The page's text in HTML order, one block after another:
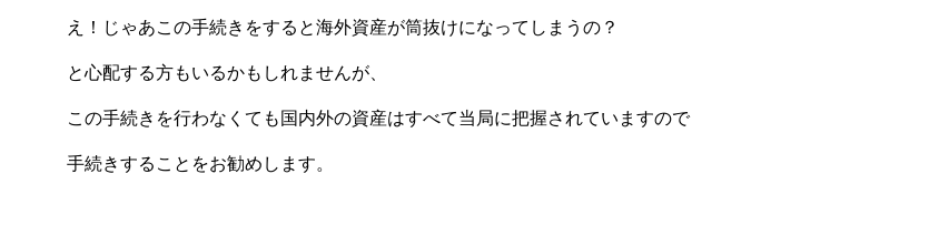
え！じゃあこの手続きをすると海外資産が筒抜けになってしまうの？
と心配する方もいるかもしれませんが、
この手続きを行わなくても国内外の資産はすべて当局に把握されていますので
手続きすることをお勧めします。